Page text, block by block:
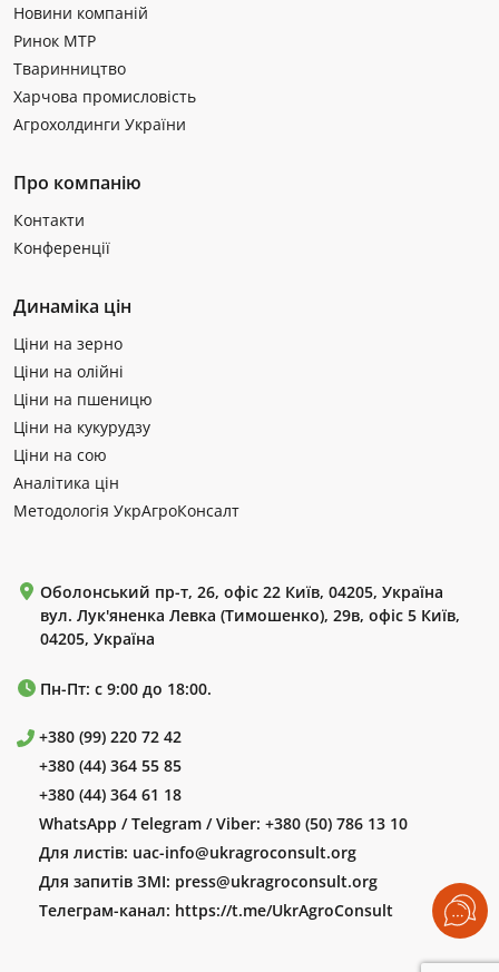
Новини компаній
Ринок МТР
Тваринництво
Харчова промисловість
Агрохолдинги України
Про компанію
Контакти
Конференції
Динаміка цін
Ціни на зерно
Ціни на олійні
Ціни на пшеницю
Ціни на кукурудзу
Ціни на сою
Аналітика цін
Методологія УкрАгроКонсалт
Оболонський пр-т, 26, офіс 22 Київ, 04205, Україна
вул. Лук'яненка Левка (Тимошенко), 29в, офіс 5 Київ,
04205, Україна
Пн-Пт: с 9:00 до 18:00.
+380 (99) 220 72 42
+380 (44) 364 55 85
+380 (44) 364 61 18
WhatsApp / Telegram / Viber: +380 (50) 786 13 10
Для листів: uac-info@ukragroconsult.org
Для запитів ЗМІ: press@ukragroconsult.org
Телеграм-канал: https://t.me/UkrAgroConsult